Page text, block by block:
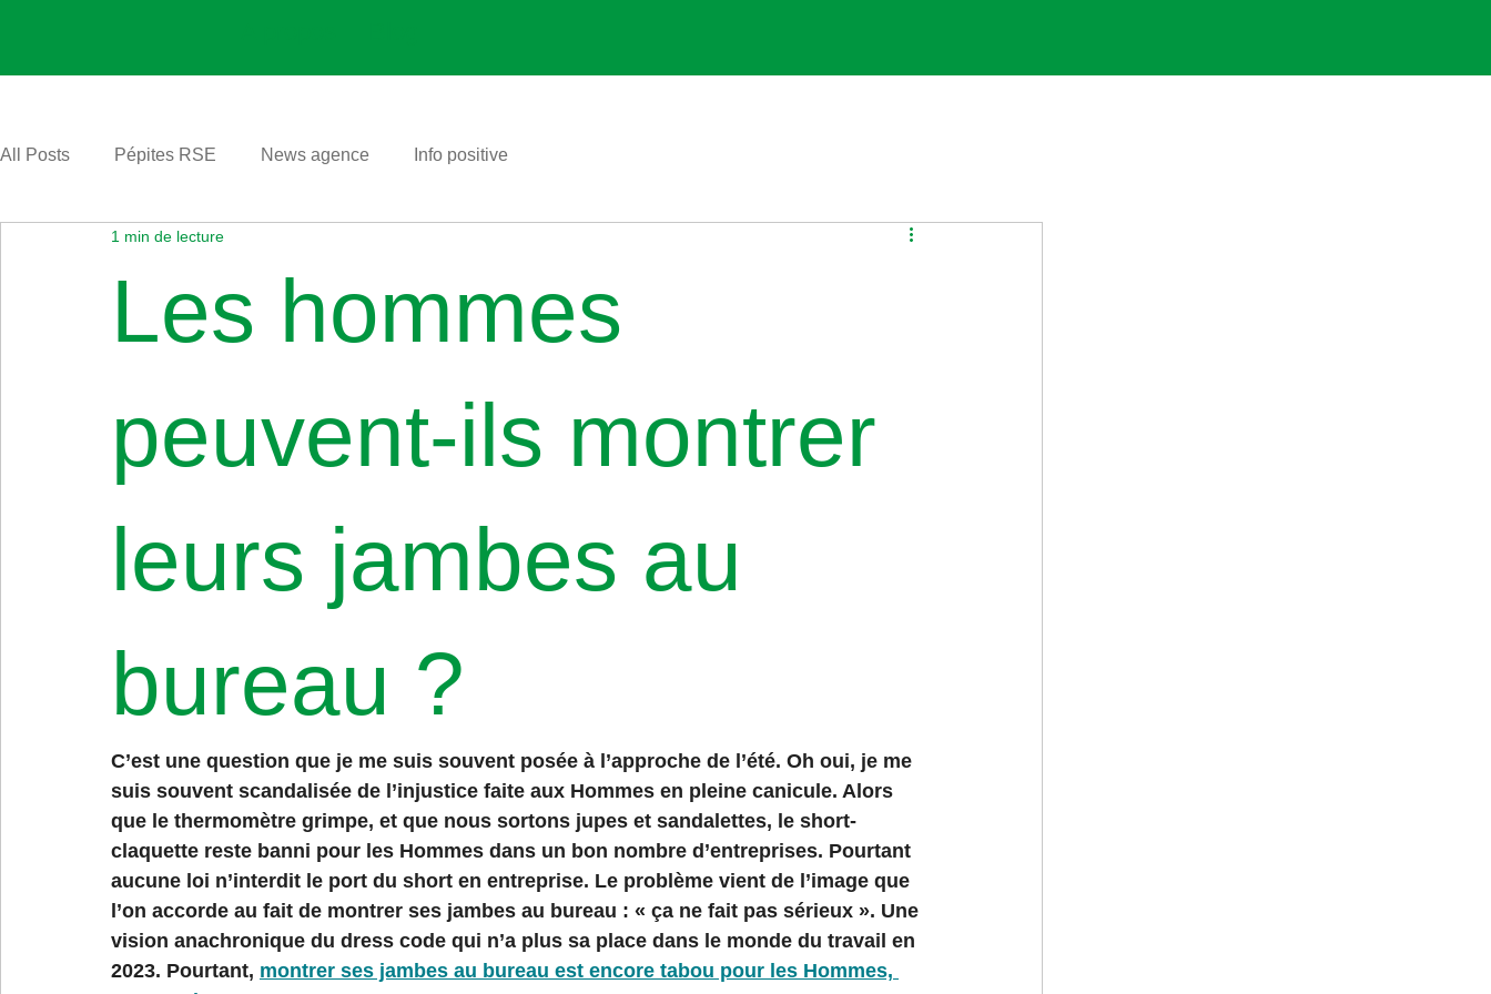
All Posts Pépites RSE News agence Info positive
Les hommes
peuvent-ils montrer
leurs jambes au
bureau ?
1 min de lecture
C’est une question que je me suis souvent posée à l’approche de l’été. Oh oui, je me
suis souvent scandalisée de l’injustice faite aux Hommes en pleine canicule. Alors
que le thermomètre grimpe, et que nous sortons jupes et sandalettes, le short-
claquette reste banni pour les Hommes dans un bon nombre d’entreprises. Pourtant
aucune loi n’interdit le port du short en entreprise. Le problème vient de l’image que
l’on accorde au fait de montrer ses jambes au bureau : « ça ne fait pas sérieux ». Une
vision anachronique du dress code qui n’a plus sa place dans le monde du travail en
2023. Pourtant, montrer ses jambes au bureau est encore tabou pour les Hommes,